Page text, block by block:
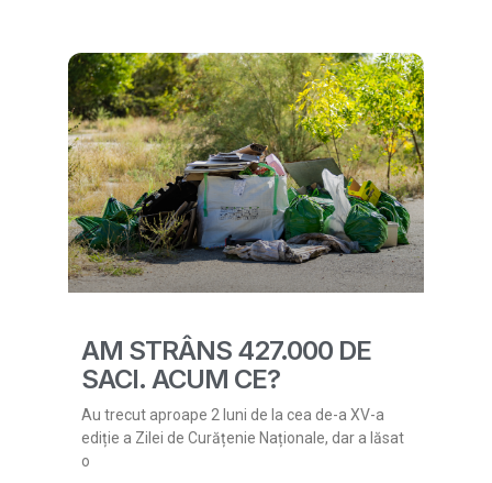
AM STRÂNS 427.000 DE
SACI. ACUM CE?
Au trecut aproape 2 luni de la cea de-a XV-a
ediție a Zilei de Curățenie Naționale, dar a lăsat
o